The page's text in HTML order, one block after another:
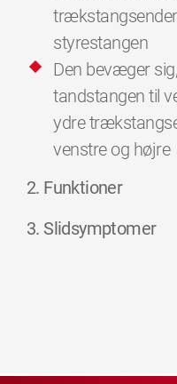
styrestangen
Den bevæger
tandstangen til
ydre
venstre og højre
2. Funktioner
3. Slidsymptomer